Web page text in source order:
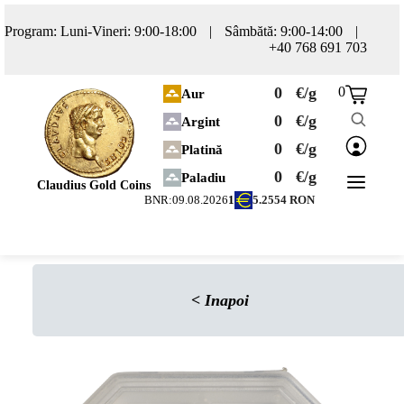
Program: Luni-Vineri: 9:00-18:00 | Sâmbătă: 9:00-14:00
|
+40 768 691 703
Claudius Gold Coins
Aur 0 €/g
Argint 0 €/g
Platină 0 €/g
Paladiu 0 €/g
BNR:09.08.20261 5.2554RON
0
< Inapoi